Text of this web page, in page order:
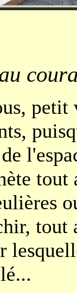
tout
tout